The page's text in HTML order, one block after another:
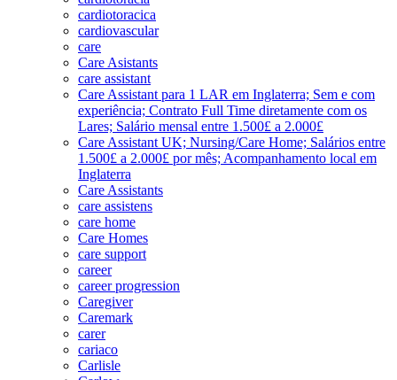
cardiotoracica
cardiovascular
care
Care Asistants
care assistant
Care Assistant para 1 LAR em Inglaterra; Sem e com
experiência; Contrato Full Time diretamente com os
Lares; Salário mensal entre 1.500£ a 2.000£
Care Assistant UK; Nursing/Care Home; Salários entre
1.500£ a 2.000£ por mês; Acompanhamento local em
Inglaterra
Care Assistants
care assistens
care home
Care Homes
care support
career
career progression
Caregiver
Caremark
carer
cariaco
Carlisle